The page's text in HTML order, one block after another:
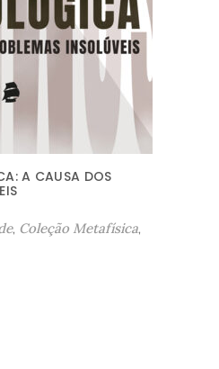
A CAUSA DOS
, Coleção Metafísica,